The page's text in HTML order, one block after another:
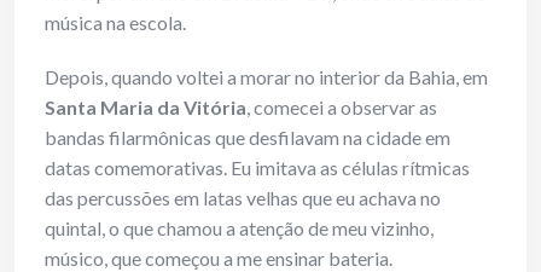
música na escola.
Depois, quando voltei a morar no interior da Bahia, em
Santa Maria da Vitória, comecei a observar as
bandas filarmônicas que desfilavam na cidade em
datas comemorativas. Eu imitava as células rítmicas
das percussões em latas velhas que eu achava no
quintal, o que chamou a atenção de meu vizinho,
músico, que começou a me ensinar bateria.